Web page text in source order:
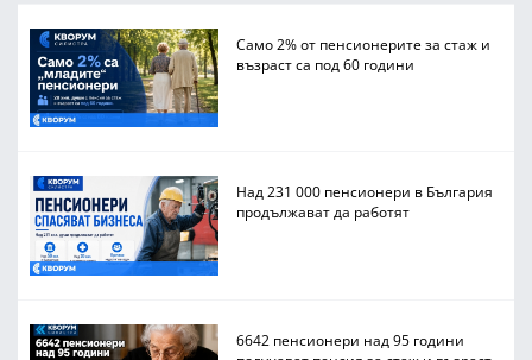
Само 2% от пенсионерите за стаж и
възраст са под 60 години
Над 231 000 пенсионери в България
продължават да работят
6642 пенсионери над 95 години